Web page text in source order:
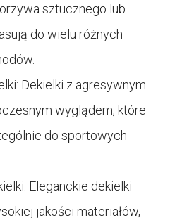
sztucznego lub
do wielu różnych
Dekielki z agresywnym
wyglądem, które
do sportowych
Eleganckie dekielki
jakości materiałów,